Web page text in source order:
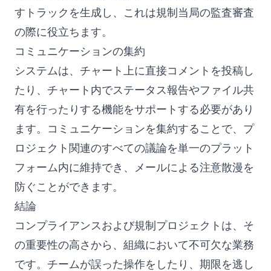
すトラックを生成し、これは規制当局の監査審査
の際に役立ちます。
コミュニケーションの集約
システムは、チャート上に直接コメントを投稿し
たり、チャート内でステータス報告やファイル共
有を行ったりする機能をサポートする必要があり
ます。コミュニケーションを集約することで、プ
ロジェクト関連のすべての議論を単一のプラット
フォーム内に維持でき、メールによる注意散漫を
防ぐことができます。
結論
コンプライアンスおよび規制プロジェクトは、そ
の重要性の高さから、組織において不可欠な業務
です。チームが誤った操作をしたり、期限を逃し